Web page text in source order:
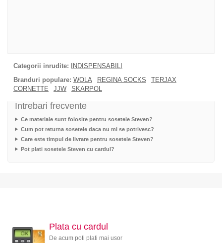
Categorii inrudite: INDISPENSABILI
Branduri populare: WOLA REGINA SOCKS
TERJAX
CORNETTE
JJW SKARPOL
Intrebari frecvente
Ce materiale sunt folosite pentru sosetele Steven?
Cum pot returna sosetele daca nu mi se potrivesc?
Care este timpul de livrare pentru sosetele Steven?
Pot plati sosetele Steven cu cardul?
Plata cu cardul
De acum poti plati mai usor